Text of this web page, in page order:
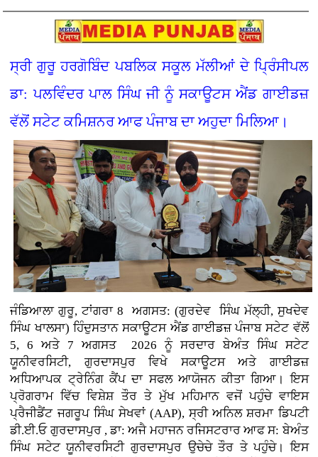
ਸ੍ਰੀ ਗੁਰੂ ਹਰਗੋਬਿੰਦ ਪਬਲਿਕ ਸਕੂਲ ਮੱਲੀਆਂ ਦੇ ਪ੍ਰਿੰਸੀਪਲ
ਡਾ: ਪਲਵਿੰਦਰ ਪਾਲ ਸਿੰਘ ਜੀ ਨੂੰ ਸਕਾਊਟਸ ਐਂਡ ਗਾਈਡਜ਼
ਵੱਲੋਂ ਸਟੇਟ ਕਮਿਸ਼ਨਰ ਆਫ ਪੰਜਾਬ ਦਾ ਅਹੁਦਾ ਮਿਲਿਆ।
ਜੰਡਿਆਲਾ ਗੁਰੂ, ਟਾਂਗਰਾ 8 ਅਗਸਤ: (ਗੁਰਦੇਵ ਸਿੰਘ ਮੱਲ੍ਹੀ, ਸੁਖਦੇਵ
ਸਿੰਘ ਖਾਲਸਾ) ਹਿੰਦੁਸਤਾਨ ਸਕਾਊਟਸ ਐਂਡ ਗਾਈਡਜ਼ ਪੰਜਾਬ ਸਟੇਟ ਵੱਲੋਂ
5, 6 ਅਤੇ 7 ਅਗਸਤ 2026 ਨੂੰ ਸਰਦਾਰ ਬੇਅੰਤ ਸਿੰਘ ਸਟੇਟ
ਯੂਨੀਵਰਸਿਟੀ, ਗੁਰਦਾਸਪੁਰ ਵਿਖੇ ਸਕਾਊਟਸ ਅਤੇ ਗਾਈਡਜ਼
ਅਧਿਆਪਕ ਟ੍ਰੇਨਿੰਗ ਕੈਂਪ ਦਾ ਸਫਲ ਆਯੋਜਨ ਕੀਤਾ ਗਿਆ। ਇਸ
ਪ੍ਰੋਗਰਾਮ ਵਿੱਚ ਵਿਸ਼ੇਸ਼ ਤੌਰ ਤੇ ਮੁੱਖ ਮਹਿਮਾਨ ਵਜੋਂ ਪਹੁੰਚੇ ਵਾਇਸ
ਪ੍ਰੈਜੀਡੈਂਟ ਜਗਰੂਪ ਸਿੰਘ ਸੇਖਵਾਂ (AAP), ਸ੍ਰੀ ਅਨਿਲ ਸ਼ਰਮਾ ਡਿਪਟੀ
ਡੀ.ਈ.ਓ ਗੁਰਦਾਸਪੁਰ , ਡਾ: ਅਜੈ ਮਹਾਜਨ ਰਜਿਸਟਰਾਰ ਆਫ ਸ: ਬੇਅੰਤ
ਸਿੰਘ ਸਟੇਟ ਯੂਨੀਵਰਸਿਟੀ ਗੁਰਦਾਸਪੁਰ ਉਚੇਚੇ ਤੌਰ ਤੇ ਪਹੁੰਚੇ। ਇਸ